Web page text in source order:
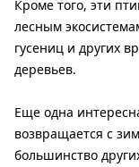
Кроме того, эти
лесным
гусениц и других
деревьев.
Еще одна
возвращается с
большинство